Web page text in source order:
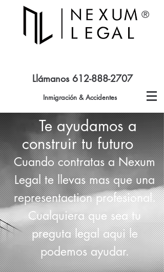
®
Llámanos 612-888-2707
Inmigración &Accidentes
Te ayudamos a
construir tu futuro
Cuando contratas a Nexum
Legal te llevas mas que una
representaction profesional.
Cualquiera que sea tu
preguta legal aqui le
podemos ayudar.